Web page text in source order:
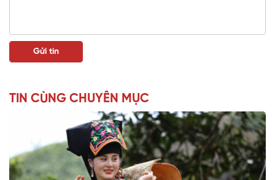
TIN CÙNG CHUYÊN MỤC